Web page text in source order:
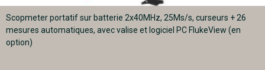
Scopmeter portatif sur batterie 2x40MHz, 25Ms/s, curseurs + 26
mesures automatiques, avec valise et logiciel PC FlukeView (en
option)